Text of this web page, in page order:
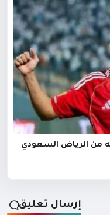
من الرياض السعودي
إرسال تعليق